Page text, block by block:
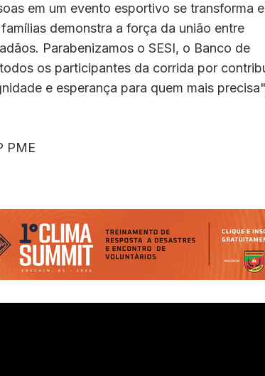
em um evento esportivo se transforma
demonstra a força da união entre
Parabenizamos o SESI, o Banco de
os participantes da corrida por
e esperança para quem mais
PME